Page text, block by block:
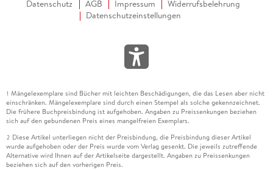
Datenschutz AGB Impressum
Widerrufsbelehrung
Datenschutzeinstellungen
1 Mängelexemplare sind Bücher mit leichten Beschädigungen, die das Lesen aber nicht
einschränken. Mängelexemplare sind durch einen Stempel als solche gekennzeichnet.
Die frühere Buchpreisbindung ist aufgehoben. Angaben zu Preissenkungen beziehen
sich auf den gebundenen Preis eines mangelfreien Exemplars.
2 Diese Artikel unterliegen nicht der Preisbindung, die Preisbindung dieser Artikel
wurde aufgehoben oder der Preis wurde vom Verlag gesenkt. Die jeweils zutreffende
Alternative wird Ihnen auf der Artikelseite dargestellt. Angaben zu Preissenkungen
beziehen sich auf den vorherigen Preis.